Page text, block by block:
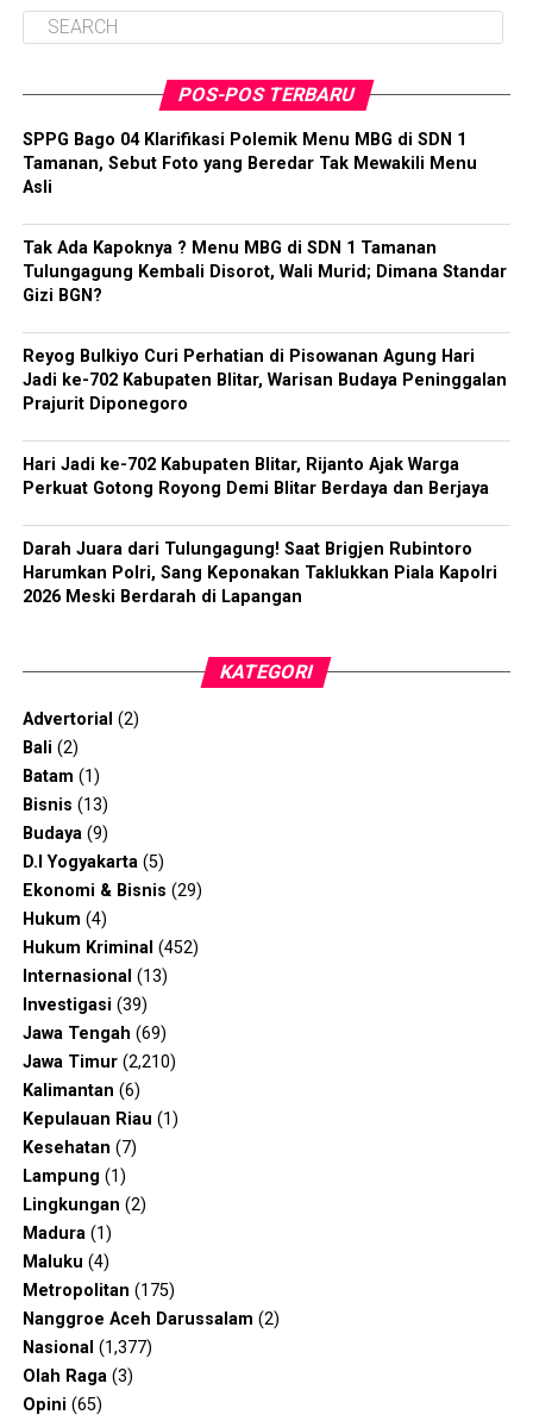
POS-POS TERBARU
SPPG Bago 04 Klarifikasi Polemik Menu MBG di SDN 1
Tamanan, Sebut Foto yang Beredar Tak Mewakili Menu
Asli
Tak Ada Kapoknya ? Menu MBG di SDN 1 Tamanan
Tulungagung Kembali Disorot, Wali Murid; Dimana Standar
Gizi BGN?
Reyog Bulkiyo Curi Perhatian di Pisowanan Agung Hari
Jadi ke-702 Kabupaten Blitar, Warisan Budaya Peninggalan
Prajurit Diponegoro
Hari Jadi ke-702 Kabupaten Blitar, Rijanto Ajak Warga
Perkuat Gotong Royong Demi Blitar Berdaya dan Berjaya
Darah Juara dari Tulungagung! Saat Brigjen Rubintoro
Harumkan Polri, Sang Keponakan Taklukkan Piala Kapolri
2026 Meski Berdarah di Lapangan
KATEGORI
Advertorial (2)
Bali (2)
Batam (1)
Bisnis (13)
Budaya(9)
D.I Yogyakarta(5)
Ekonomi & Bisnis (29)
Hukum (4)
Hukum Kriminal (452)
Internasional (13)
Investigasi (39)
Jawa Tengah (69)
Jawa Timur(2,210)
Kalimantan (6)
Kepulauan Riau (1)
Kesehatan (7)
Lampung (1)
Lingkungan (2)
Madura(1)
Maluku (4)
Metropolitan (175)
Nanggroe Aceh Darussalam (2)
Nasional (1,377)
Olah Raga(3)
Opini (65)